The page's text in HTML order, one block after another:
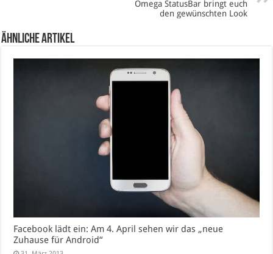
Omega StatusBar bringt euch
den gewünschten Look
Ähnliche Artikel
Facebook lädt ein: Am 4. April sehen wir das „neue
Zuhause für Android“